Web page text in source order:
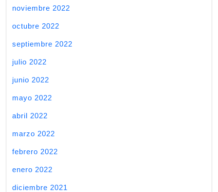
noviembre 2022
octubre 2022
septiembre 2022
julio 2022
junio 2022
mayo 2022
abril 2022
marzo 2022
febrero 2022
enero 2022
diciembre 2021